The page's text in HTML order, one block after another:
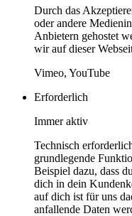
Durch das
oder andere
Anbietern gehostet
wir auf dieser
Vimeo, YouTube
Erforderlich
Immer aktiv
Technisch
grundlegende
Beispiel dazu, dass
dich in dein
auf dich ist für uns
anfallende Daten